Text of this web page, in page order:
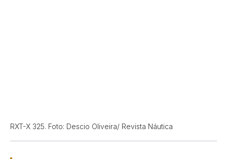
RXT-X 325. Foto: Descio Oliveira/ Revista Náutica